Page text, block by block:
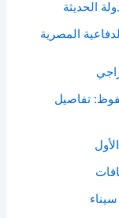
الحديثة
المصرية
تفاصيل